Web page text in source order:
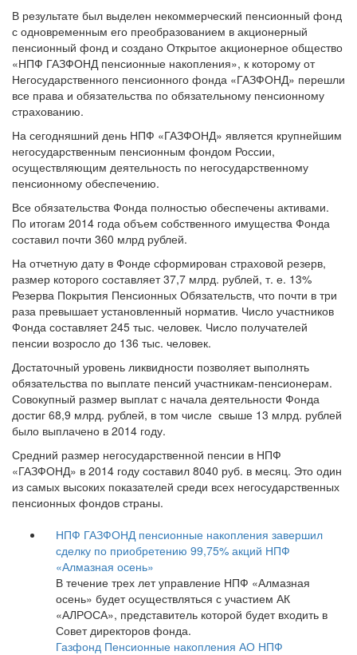
В результате был выделен некоммерческий пенсионный фонд
с одновременным его преобразованием в акционерный
пенсионный фонд и создано Открытое акционерное общество
«НПФ ГАЗФОНД пенсионные накопления», к которому от
Негосударственного пенсионного фонда «ГАЗФОНД» перешли
все права и обязательства по обязательному пенсионному
страхованию.
На сегодняшний день НПФ «ГАЗФОНД» является крупнейшим
негосударственным пенсионным фондом России,
осуществляющим деятельность по негосударственному
пенсионному обеспечению.
Все обязательства Фонда полностью обеспечены активами.
По итогам 2014 года объем собственного имущества Фонда
составил почти 360 млрд рублей.
На отчетную дату в Фонде сформирован страховой резерв,
размер которого составляет 37,7 млрд. рублей, т. е. 13%
Резерва Покрытия Пенсионных Обязательств, что почти в три
раза превышает установленный норматив. Число участников
Фонда составляет 245 тыс. человек. Число получателей
пенсии возросло до 136 тыс. человек.
Достаточный уровень ликвидности позволяет выполнять
обязательства по выплате пенсий участникам-пенсионерам.
Совокупный размер выплат с начала деятельности Фонда
достиг 68,9 млрд. рублей, в том числе свыше 13 млрд. рублей
было выплачено в 2014 году.
Средний размер негосударственной пенсии в НПФ
«ГАЗФОНД» в 2014 году составил 8040 руб. в месяц. Это один
из самых высоких показателей среди всех негосударственных
пенсионных фондов страны.
НПФ ГАЗФОНД пенсионные накопления завершил
сделку по приобретению 99,75% акций НПФ
«Алмазная осень»
В течение трех лет управление НПФ «Алмазная
осень» будет осуществляться с участием АК
«АЛРОСА», представитель которой будет входить в
Совет директоров фонда.
Газфонд Пенсионные накопления АО НПФ